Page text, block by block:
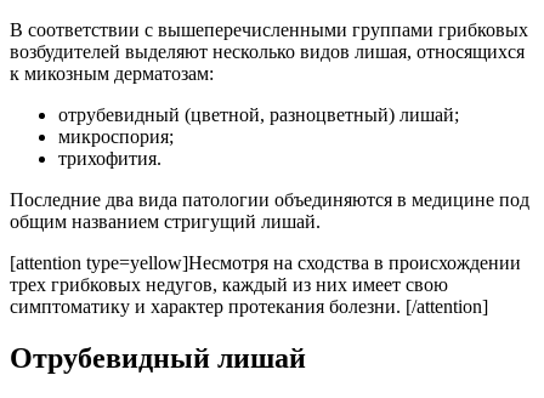
В соответствии с вышеперечисленными группами грибковых
возбудителей выделяют несколько видов лишая, относящихся
к микозным дерматозам:
отрубевидный (цветной, разноцветный) лишай;
микроспория;
трихофития.
Последние два вида патологии объединяются в медицине под
общим названием стригущий лишай.
[attention type=yellow]Несмотря на сходства в происхождении
трех грибковых недугов, каждый из них имеет свою
симптоматику и характер протекания болезни. [/attention]
Отрубевидный лишай